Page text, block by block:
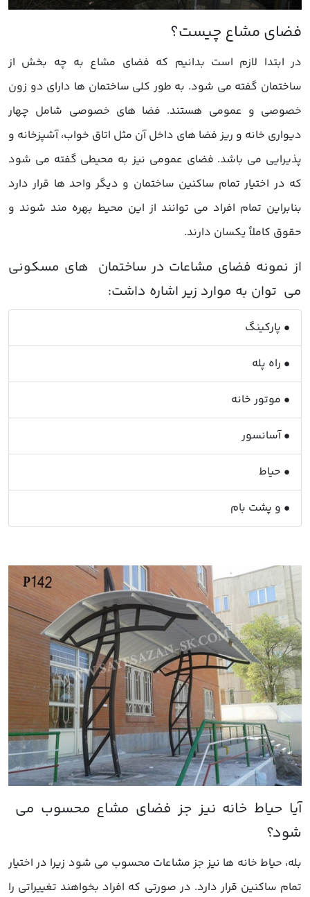
در ابتدا لازم است بدانیم که فضای مشاع به چه بخش از
ساختمان گفته می شود. به طور کلی ساختمان ها دارای دو زون
خصوصی و عمومی هستند. فضا های خصوصی شامل چهار
دیواری خانه و ریز فضا های داخل آن مثل اتاق خواب، آشپزخانه و
پذیرایی می باشد. فضای عمومی نیز به محیطی گفته می شود
که در اختیار تمام ساکنین ساختمان و دیگر واحد ها قرار دارد
بنابراین تمام افراد می توانند از این محیط بهره مند شوند و
حقوق کاملاً یکسان دارند.
• پارکینگ
• راه پله
• موتور خانه
• آسانسور
• حیاط
• و پشت بام
بله، حیاط خانه ها نیز جز مشاعات محسوب می شود زیرا در اختیار
تمام ساکنین قرار دارد. در صورتی که افراد بخواهند تغییراتی را